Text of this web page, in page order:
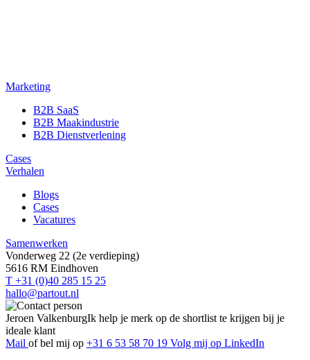
Marketing
B2B SaaS
B2B Maakindustrie
B2B Dienstverlening
Cases
Verhalen
Blogs
Cases
Vacatures
Samenwerken
Vonderweg 22 (2e verdieping)
5616 RM Eindhoven
T +31 (0)40 285 15 25
hallo@partout.nl
Jeroen ValkenburgIk help je merk op de shortlist te krijgen bij je
ideale klant
Mail of bel mij op +31 6 53 58 70 19 Volg mij op LinkedIn